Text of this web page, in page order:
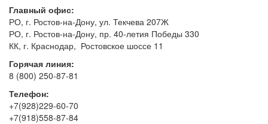
Главный офис:
РО, г. Ростов-на-Дону, ул. Текчева 207Ж
РО, г. Ростов-на-Дону, пр. 40-летия Победы 330
КК, г. Краснодар, Ростовское шоссе 11
Горячая линия:
8 (800) 250-87-81
Телефон:
+7(928)229-60-70
+7(918)558-87-84